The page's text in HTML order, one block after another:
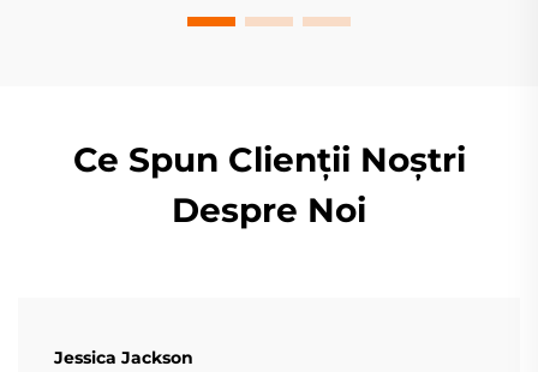
Ce Spun Clienții Noștri
Despre Noi
Jessica Jackson